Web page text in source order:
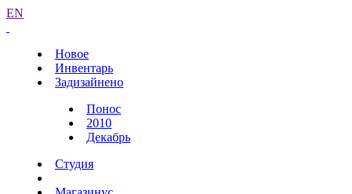
EN
Новое
Инвентарь
Задизайнено
Понос
2010
Декабрь
Студия